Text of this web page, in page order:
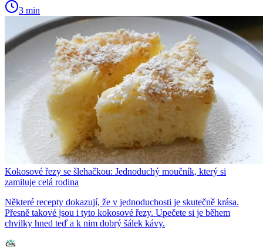
3 min
Kokosové řezy se šlehačkou: Jednoduchý moučník, který si
zamiluje celá rodina
Některé recepty dokazují, že v jednoduchosti je skutečně krása.
Přesně takové jsou i tyto kokosové řezy. Upečete si je během
chvilky hned teď a k nim dobrý šálek kávy.